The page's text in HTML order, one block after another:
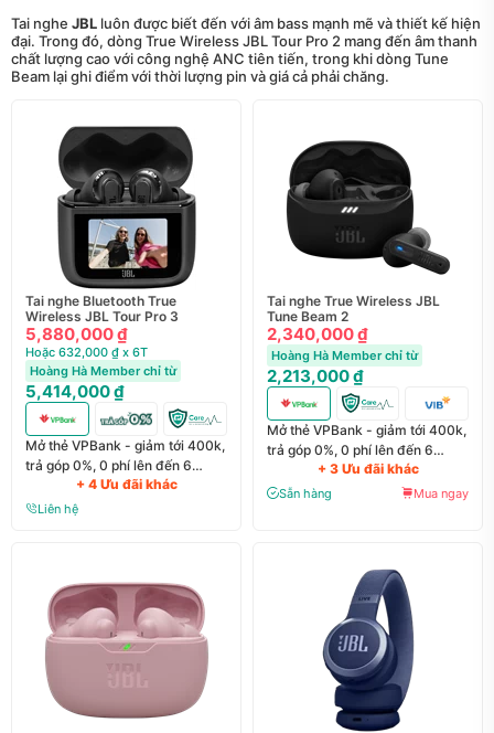
Tai nghe JBL luôn được biết đến với âm bass mạnh mẽ và thiết kế hiện
đại. Trong đó, dòng True Wireless JBL Tour Pro 2 mang đến âm thanh
chất lượng cao với công nghệ ANC tiên tiến, trong khi dòng Tune
Beam lại ghi điểm với thời lượng pin và giá cả phải chăng.
Tai nghe Bluetooth True
Wireless JBL Tour Pro 3
5,880,000 ₫
Hoặc 632,000 ₫ x 6T
Hoàng Hà Member chỉ từ
5,414,000 ₫
Mở thẻ VPBank - giảm tới 400k,
trả góp 0%, 0 phí lên đến 6
+ 4 Ưu đãi khác
Liên hệ
Tai nghe True Wireless JBL
Tune Beam 2
2,340,000 ₫
Hoàng Hà Member chỉ từ
2,213,000 ₫
Mở thẻ VPBank - giảm tới 400k,
trả góp 0%, 0 phí lên đến 6
+ 3 Ưu đãi khác
Sẵn hàng Mua ngay